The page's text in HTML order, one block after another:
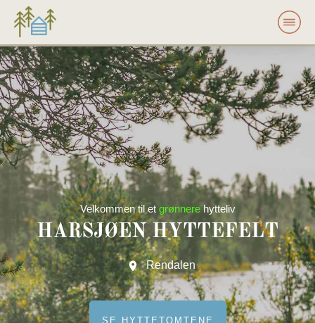
Velkommen til et grønnere hytteliv
HARSJØEN HYTTEFELT
Rendalen
SE HYTTETOMTENE